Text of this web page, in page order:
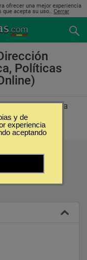
ofrecer una mejor experiencia
que acepta su uso.. Cerrar
Políticas
de Educación a
y de
experiencia
aceptando